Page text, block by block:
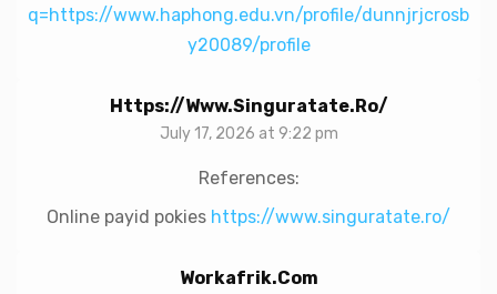
q=https://www.haphong.edu.vn/profile/dunnjrjcrosb
y20089/profile
Https://www.singuratate.ro/
July 17, 2026 at 9:22 pm
References:
Online payid pokies https://www.singuratate.ro/
Workafrik.com